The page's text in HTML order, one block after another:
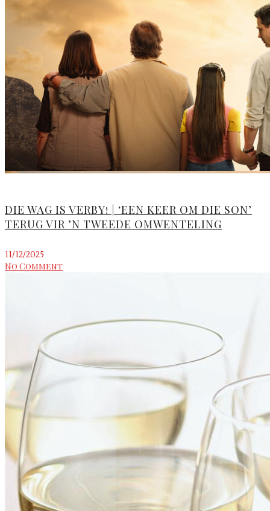
DIE WAG IS VERBY! | ‘EEN KEER OM DIE SON’
TERUG VIR ’N TWEEDE OMWENTELING
11/12/2025
No Comment